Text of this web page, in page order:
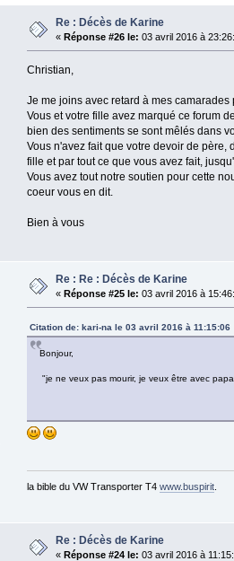
Re : Décès de Karine
« Réponse #26 le: 03 avril 2016 à
Christian,
Je me joins avec retard à mes
Vous et votre fille avez marqué ce forum
bien des sentiments se sont mêlés dans
Vous n'avez fait que votre devoir de père,
fille et par tout ce que vous avez fait,
Vous avez tout notre soutien pour cette
coeur vous en dit.
Bien à vous
Re : Re : Décès de Karine
« Réponse #25 le: 03 avril 2016 à
Citation de: kari-na le 03 avril 2016 à 11:15:06
Bonjour,
"je ne veux pas mourir, je veux être avec
la bible du VW Transporter T4 www.buspirit.
Re : Décès de Karine
« Réponse #24 le: 03 avril 2016 à